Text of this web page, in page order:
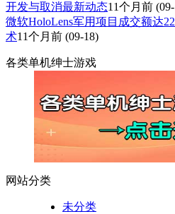
开发与取消最新动态11个月前
微软HoloLens军用项目成交额达
术11个月前 (09-18)
各类单机绅士游戏
网站分类
未分类